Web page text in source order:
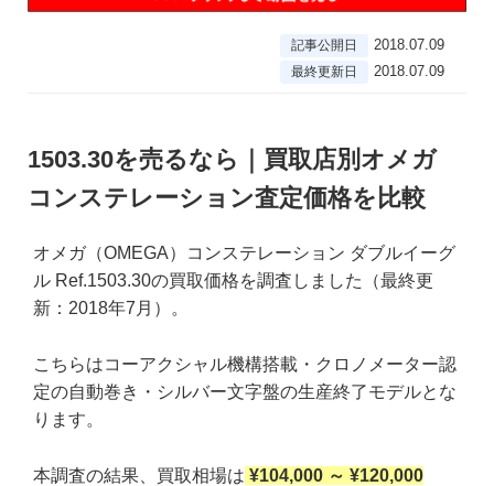
記事公開日 2018.07.09
最終更新日 2018.07.09
1503.30を売るなら｜買取店別オメガ
コンステレーション査定価格を比較
オメガ（OMEGA）コンステレーション ダブルイーグ
ル Ref.1503.30の買取価格を調査しました（最終更
新：2018年7月）。
こちらはコーアクシャル機構搭載・クロノメーター認
定の自動巻き・シルバー文字盤の生産終了モデルとな
ります。
本調査の結果、買取相場は ¥104,000 ～ ¥120,000